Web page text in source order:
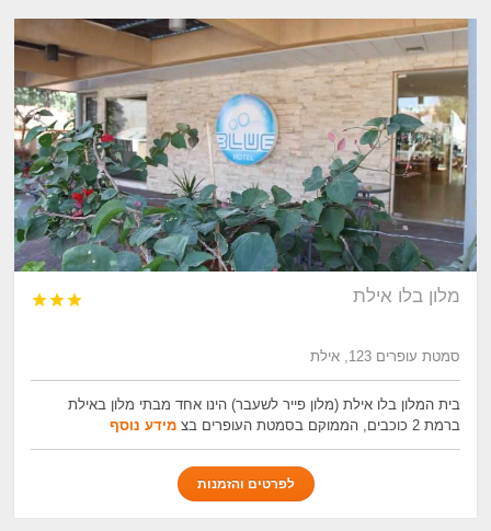
מלון בלו אילת 


סמטת עופרים 123, אילת
בית המלון בלו אילת (מלון פייר לשעבר) הינו אחד מבתי מלון באילת
ברמת 2 כוכבים, הממוקם בסמטת העופרים בצ
מידע נוסף
לפרטים והזמנות